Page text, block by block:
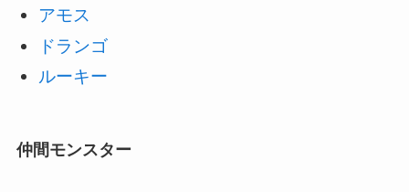
アモス
ドランゴ
ルーキー
仲間モンスター